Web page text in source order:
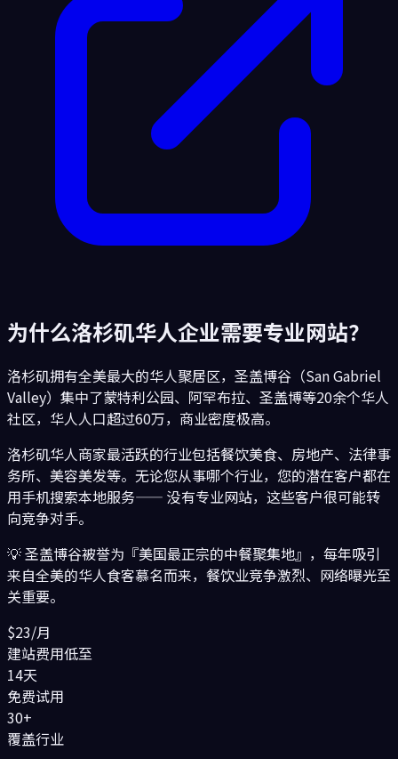
为什么洛杉矶华人企业需要专业网站？
洛杉矶拥有全美最大的华人聚居区，圣盖博谷（San Gabriel
Valley）集中了蒙特利公园、阿罕布拉、圣盖博等20余个华人
社区，华人人口超过60万，商业密度极高。
洛杉矶华人商家最活跃的行业包括餐饮美食、房地产、法律事
务所、美容美发等。无论您从事哪个行业，您的潜在客户都在
用手机搜索本地服务—— 没有专业网站，这些客户很可能转
向竞争对手。
💡圣盖博谷被誉为『美国最正宗的中餐聚集地』，每年吸引
来自全美的华人食客慕名而来，餐饮业竞争激烈、网络曝光至
关重要。
$23/月
建站费用低至
14天
免费试用
30+
覆盖行业